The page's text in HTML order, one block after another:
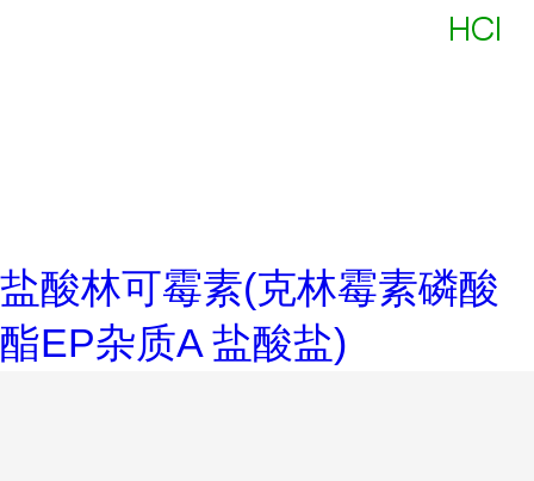
盐酸林可霉素(克林霉素磷酸
酯EP杂质A 盐酸盐)